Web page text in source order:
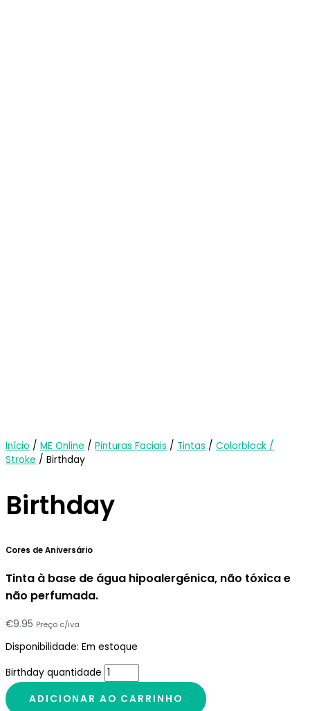
Início / ME Online / Pinturas Faciais / Tintas / Colorblock /
Stroke / Birthday
Birthday
Cores de Aniversário
Tinta à base de água hipoalergénica, não tóxica e
não perfumada.
€9.95 Preço c/iva
Disponibilidade: Em estoque
Birthday quantidade
ADICIONAR AO CARRINHO